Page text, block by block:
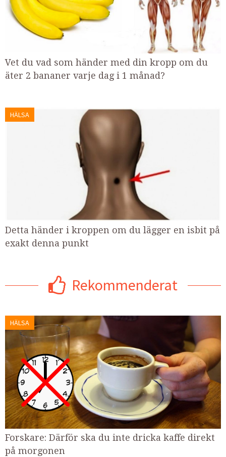
Vet du vad som händer med din kropp om du
äter 2 bananer varje dag i 1 månad?
HÄLSA
Detta händer i kroppen om du lägger en isbit på
exakt denna punkt
Rekommenderat
HÄLSA
Forskare: Därför ska du inte dricka kaffe direkt
på morgonen